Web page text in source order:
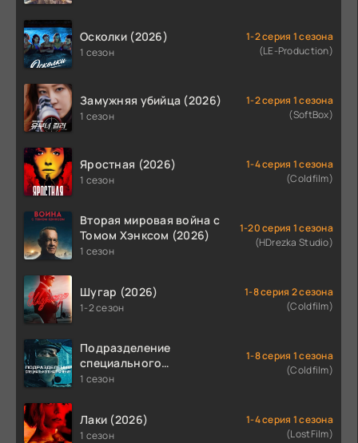
Осколки (2026)
1 сезон
1-2 серия 1 сезона
(LE-Production)
Замужняя убийца (2026)
1 сезон
1-2 серия 1 сезона
(SoftBox)
Яростная (2026)
1 сезон
1-4 серия 1 сезона
(Coldfilm)
Вторая мировая война с
Томом Хэнксом (2026)
1 сезон
1-20 серия 1 сезона
(HDrezka Studio)
Шугар (2026)
1-2 сезон
1-8 серия 2 сезона
(Coldfilm)
Подразделение
специального
назначения (2026)
1 сезон
1-8 серия 1 сезона
(Coldfilm)
Лаки (2026)
1 сезон
1-4 серия 1 сезона
(LostFilm)